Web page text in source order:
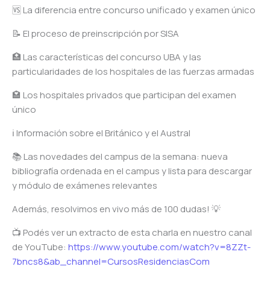
🆚 La diferencia entre concurso unificado y examen único
📝 El proceso de preinscripción por SISA
🏥 Las características del concurso UBA y las
particularidades de los hospitales de las fuerzas armadas
🏩 Los hospitales privados que participan del examen
único
ℹ️ Información sobre el Británico y el Austral
📚 Las novedades del campus de la semana: nueva
bibliografía ordenada en el campus y lista para descargar
y módulo de exámenes relevantes
Además, resolvimos en vivo más de 100 dudas! 💡
📺 Podés ver un extracto de esta charla en nuestro canal
de YouTube: https://www.youtube.com/watch?v=8ZZt-
7bncs8&ab_channel=CursosResidenciasCom